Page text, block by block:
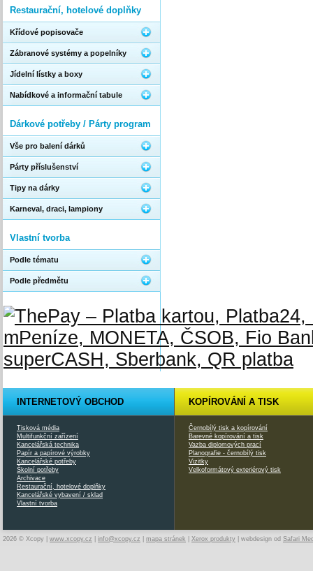
Restaurační, hotelové doplňky
Křídové popisovače
Zábranové systémy a popelníky
Jídelní lístky a boxy
Nabídkové a informační tabule
Dárkové potřeby / Párty program
Vše pro balení dárků
Párty příslušenství
Tipy na dárky
Karneval, draci, lampiony
Vlastní tvorba
Podle tématu
Podle předmětu
INTERNETOVÝ OBCHOD
Tisková média
Multifunkční zařízení
Kancelářská technika
Papír a papírové výrobky
Kancelářské potřeby
Školní potřeby
Archivace
Restaurační, hotelové doplňky
Kancelářské vybavení / sklad
Vlastní tvorba
KOPÍROVÁNÍ A TISK
Černobílý tisk a kopírování
Barevné kopírování a tisk
Vazba diplomových prací
Planografie - černobílý tisk
Vizitky
Velkoformátový exteriérový tisk
2026 © Xcopy | www.xcopy.cz info@xcopy.cz mapa stránek Xerox produkty | webdesign od Safari